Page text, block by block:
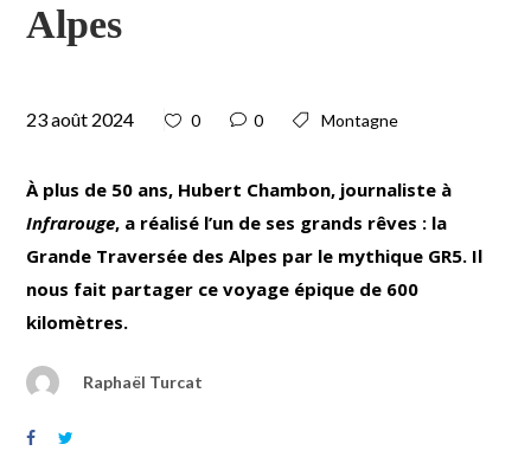
Alpes
23 août 2024 0 0 Montagne
À plus de 50 ans, Hubert Chambon, journaliste à
Infrarouge, a réalisé l’un de ses grands rêves : la
Grande Traversée des Alpes par le mythique GR5. Il
nous fait partager ce voyage épique de 600
kilomètres.
Raphaël Turcat